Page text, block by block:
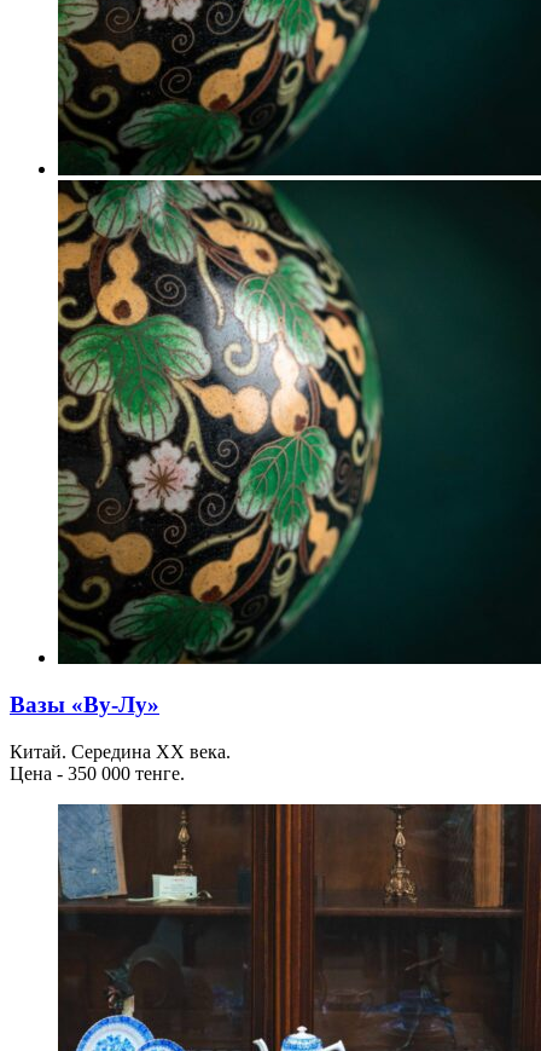
Вазы «Ву-Лу»
Китай. Середина ХХ века.
Цена - 350 000 тенге.